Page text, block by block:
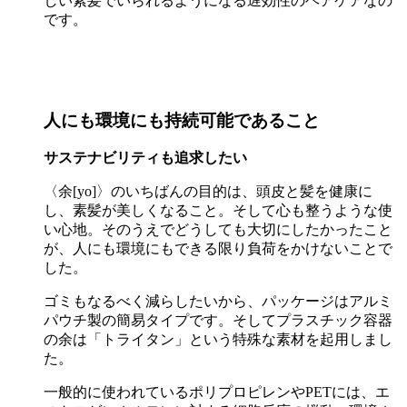
です。
人にも環境にも持続可能であること
サステナビリティも追求したい
〈余[yo]〉のいちばんの目的は、頭皮と髪を健康に
し、素髪が美しくなること。そして心も整うような使
い心地。そのうえでどうしても大切にしたかったこと
が、人にも環境にもできる限り負荷をかけないことで
した。
ゴミもなるべく減らしたいから、パッケージはアルミ
パウチ製の簡易タイプです。そしてプラスチック容器
の余は「トライタン」という特殊な素材を起用しまし
た。
一般的に使われているポリプロピレンやPETには、エ